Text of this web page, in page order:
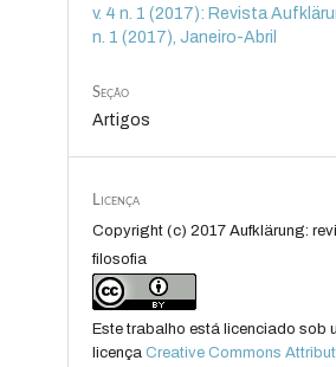
v. 4 n. 1 (2017): Revista
n. 1 (2017), Janeiro-Abril
Seção
Artigos
Licença
Copyright (c) 2017 Aufklärung:
filosofia
Este trabalho está licenciado sob
licençaCreative Commons